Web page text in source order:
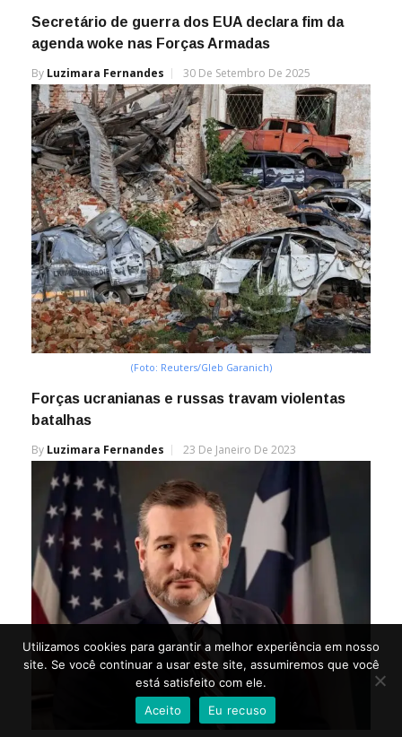
Secretário de guerra dos EUA declara fim da
agenda woke nas Forças Armadas
By Luzimara Fernandes 30 De Setembro De 2025
(Foto: Reuters/Gleb Garanich)
Forças ucranianas e russas travam violentas
batalhas
By Luzimara Fernandes 23 De Janeiro De 2023
Utilizamos cookies para garantir a melhor experiência em nosso
site. Se você continuar a usar este site, assumiremos que você
está satisfeito com ele.
Aceito
Eu recuso